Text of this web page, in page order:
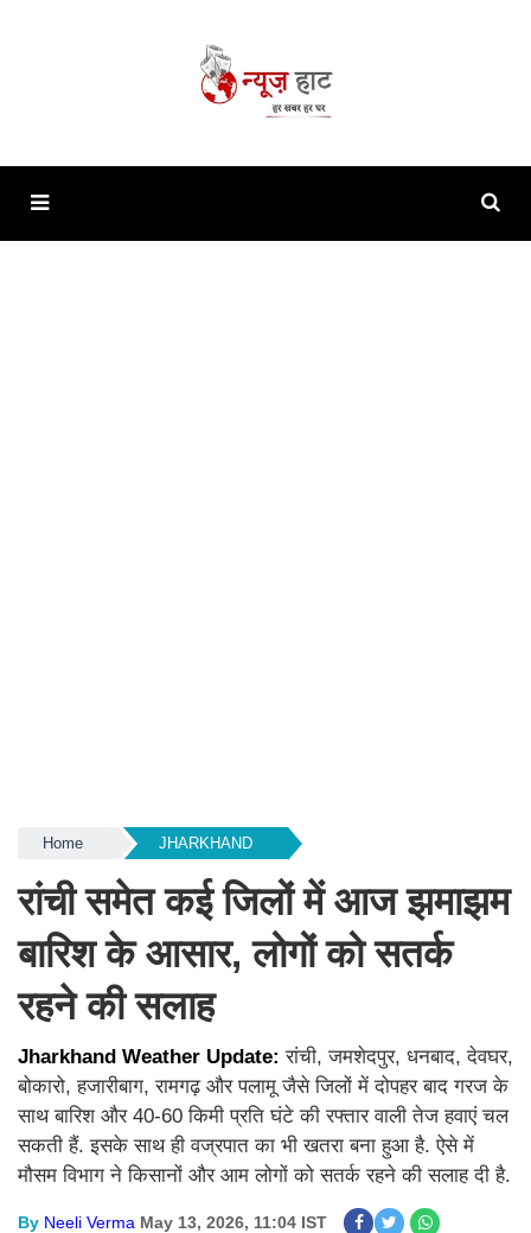
Home JHARKHAND
रांची समेत कई जिलों में आज झमाझम
बारिश के आसार, लोगों को सतर्क
रहने की सलाह
Jharkhand Weather Update:रांची, जमशेदपुर, धनबाद, देवघर,
बोकारो, हजारीबाग, रामगढ़ और पलामू जैसे जिलों में दोपहर बाद गरज के
साथ बारिश और 40-60 किमी प्रति घंटे की रफ्तार वाली तेज हवाएं चल
सकती हैं. इसके साथ ही वज्रपात का भी खतरा बना हुआ है. ऐसे में
मौसम विभाग ने किसानों और आम लोगों को सतर्क रहने की सलाह दी है.
By Neeli Verma May 13, 2026, 11:04 IST